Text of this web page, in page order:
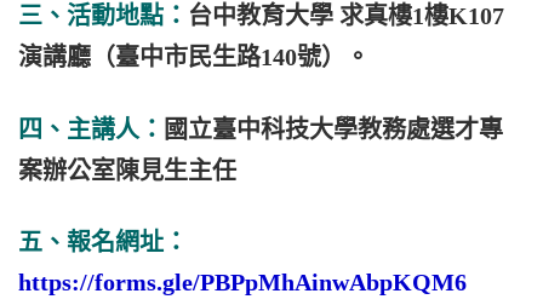
三、活動地點： 台中教育大學 求真樓1樓K107
演講廳 （臺中市民生路140號）。
四、主講人： 國立臺中科技大學教務處選才專
案辦公室陳見生主任
五、報名網址：
https://forms.gle/PBPpMhAinwAbpKQM6